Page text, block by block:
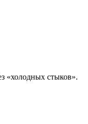
«холодных стыков».